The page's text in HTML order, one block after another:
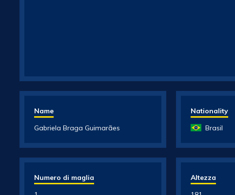
Name
Gabriela Braga Guimarães
Numero di maglia
Nationality
Brasil
Altezza